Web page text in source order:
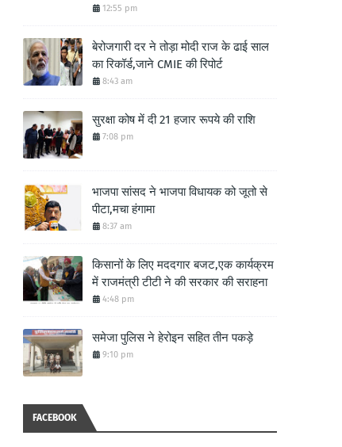
12:55 pm
बेरोजगारी दर ने तोड़ा मोदी राज के ढाई साल
का रिकॉर्ड,जाने CMIE की रिपोर्ट
8:43 am
सुरक्षा कोष में दी 21 हजार रूपये की राशि
7:08 pm
भाजपा सांसद ने भाजपा विधायक को जूतो से
पीटा,मचा हंगामा
8:37 am
किसानों के लिए मददगार बजट,एक कार्यक्रम
में राजमंत्री टीटी ने की सरकार की सराहना
4:48 pm
समेजा पुलिस ने हेरोइन सहित तीन पकड़े
9:10 pm
FACEBOOK